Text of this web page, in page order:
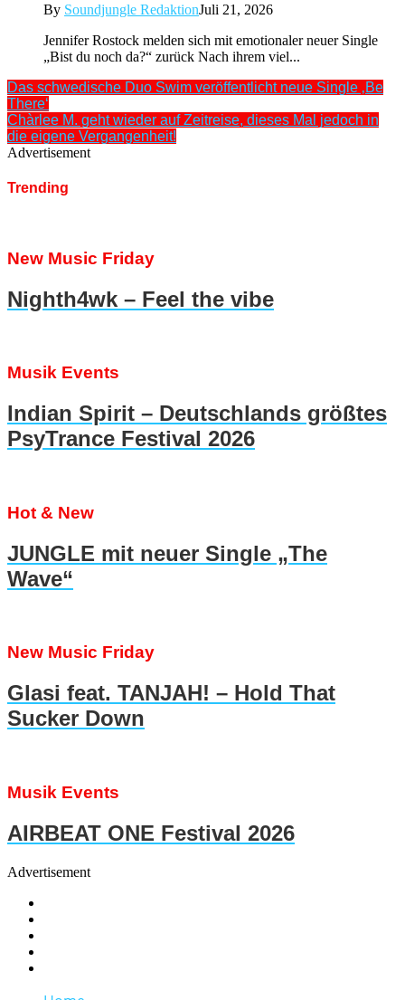
By Soundjungle RedaktionJuli 21, 2026
Jennifer Rostock melden sich mit emotionaler neuer Single
„Bist du noch da?“ zurück Nach ihrem viel...
Das schwedische Duo Swim veröffentlicht neue Single ‚Be
There‘
Chàrlee M. geht wieder auf Zeitreise, dieses Mal jedoch in
die eigene Vergangenheit!
Advertisement
Trending
New Music Friday
Nighth4wk – Feel the vibe
Musik Events
Indian Spirit – Deutschlands größtes
PsyTrance Festival 2026
Hot & New
JUNGLE mit neuer Single „The
Wave“
New Music Friday
Glasi feat. TANJAH! – Hold That
Sucker Down
Musik Events
AIRBEAT ONE Festival 2026
Advertisement